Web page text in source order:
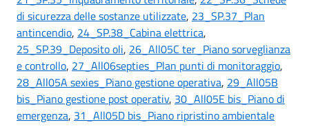
di sicurezza delle sostanze utilizzate, 23_SP.37_Plan
antincendio, 24_SP.38_Cabina elettrica,
25_SP.39_Deposito oli, 26_All05C ter_Piano sorveglianza
e controllo, 27_All06septies_Plan punti di monitoraggio,
28_All05A sexies_Piano gestione operativa, 29_All05B
bis_Piano gestione post operativ, 30_All05E bis_Piano di
emergenza, 31_All05D bis_Piano ripristino ambientale